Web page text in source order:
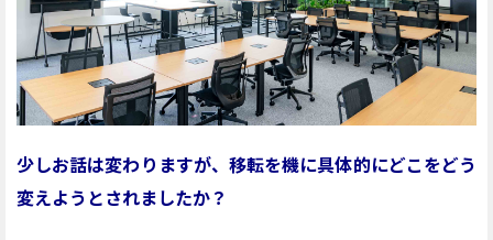
少しお話は変わりますが、移転を機に具体的にどこをどう
変えようとされましたか？